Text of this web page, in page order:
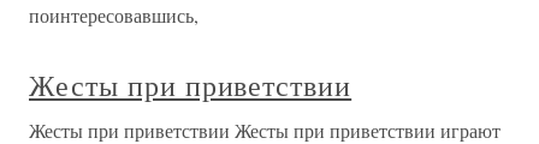
поинтересовавшись,
Жесты при приветствии
Жесты при приветствии Жесты при приветствии играют